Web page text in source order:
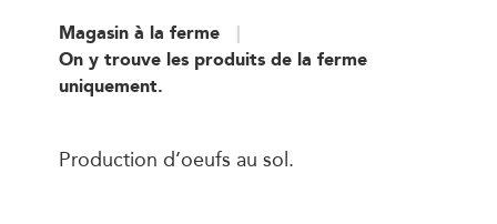
Magasin à la ferme
On y trouve les produits de la ferme
uniquement.
Production d’oeufs au sol.